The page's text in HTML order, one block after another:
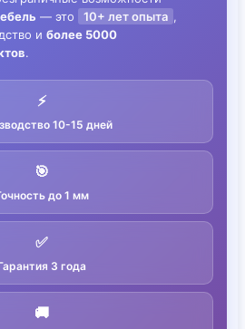
— это 10+ лет опыта ,
и более 5000
.
⚡
10-15 дней
🎯
до 1 мм
✅
3 года
🚚